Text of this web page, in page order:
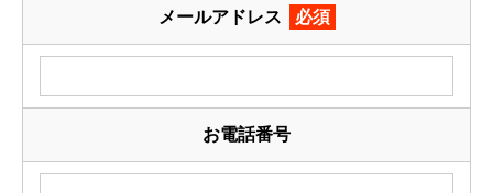
メールアドレス 必須
お電話番号